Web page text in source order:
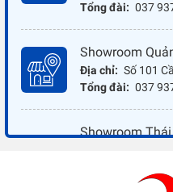
Tổng đài: 037
Showroom
Địa chỉ: Số 101
Tổng đài: 037
Showroom
037